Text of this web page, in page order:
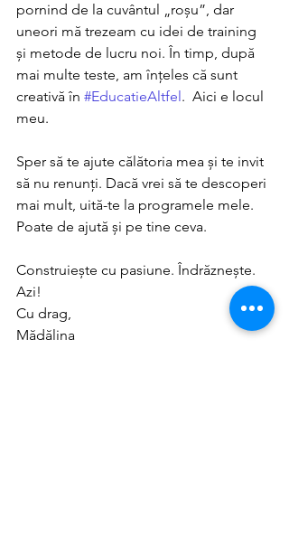
pornind de la cuvântul „roșu”, dar
uneori mă trezeam cu idei de training
și metode de lucru noi. În timp, după
mai multe teste, am înțeles că sunt
creativă în #EducatieAltfel.  Aici e locul
meu.
Sper să te ajute călătoria mea și te invit
să nu renunți. Dacă vrei să te descoperi
mai mult, uită-te la programele mele.
Poate de ajută și pe tine ceva.
Construiește cu pasiune. Îndrăznește.
Azi!
Cu drag,
Mădălina